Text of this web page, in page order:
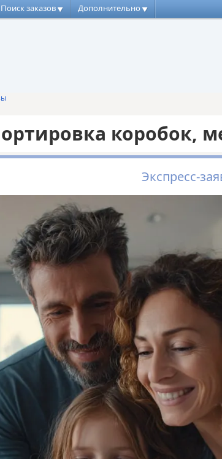
Поиск заказов Дополнительно
коробок,
Экспресс-